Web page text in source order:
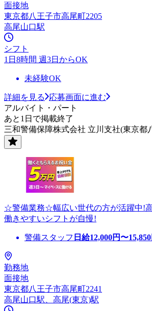
面接地
東京都八王子市高尾町2205
高尾山口駅
シフト
1日8時間 週3日からOK
未経験OK
詳細を見る
応募画面に進む
アルバイト・パート
あと1日で掲載終了
三和警備保障株式会社 立川支社(東京都
☆警備業務☆幅広い世代の方が活躍中!
働きやすいシフトが自慢!
警備スタッフ 日給12,000円〜15,850
勤務地
面接地
東京都八王子市高尾町2241
高尾山口駅、高尾(東京)駅